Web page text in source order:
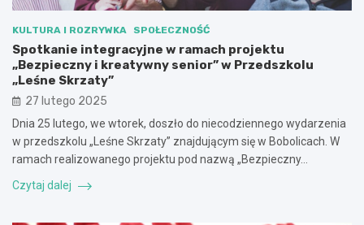
KULTURA I ROZRYWKA SPOŁECZNOŚĆ
Spotkanie integracyjne w ramach projektu
„Bezpieczny i kreatywny senior” w Przedszkolu
„Leśne Skrzaty”
27 lutego 2025
Dnia 25 lutego, we wtorek, doszło do niecodziennego wydarzenia
w przedszkolu „Leśne Skrzaty” znajdującym się w Bobolicach. W
ramach realizowanego projektu pod nazwą „Bezpieczny…
Czytaj dalej